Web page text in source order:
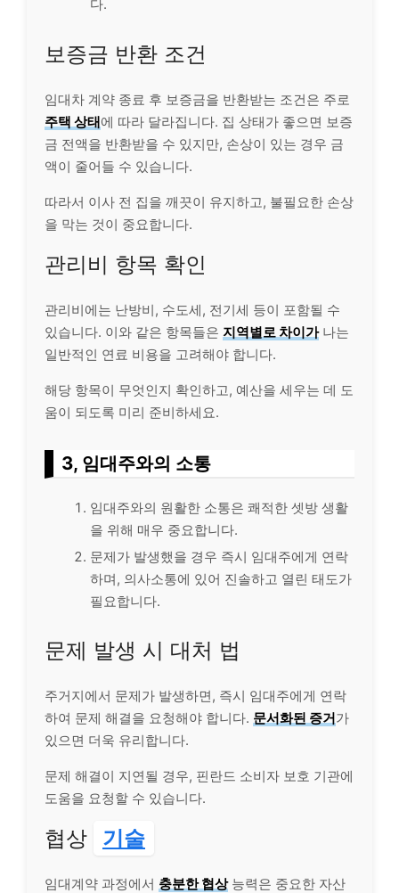
다.
보증금 반환 조건
임대차 계약 종료 후 보증금을 반환받는 조건은 주로
주택 상태에 따라 달라집니다. 집 상태가 좋으면 보증
금 전액을 반환받을 수 있지만, 손상이 있는 경우 금
액이 줄어들 수 있습니다.
따라서 이사 전 집을 깨끗이 유지하고, 불필요한 손상
을 막는 것이 중요합니다.
관리비 항목 확인
관리비에는 난방비, 수도세, 전기세 등이 포함될 수
있습니다. 이와 같은 항목들은 지역별로 차이가나는
일반적인 연료 비용을 고려해야 합니다.
해당 항목이 무엇인지 확인하고, 예산을 세우는 데 도
움이 되도록 미리 준비하세요.
3, 임대주와의 소통
임대주와의 원활한 소통은 쾌적한 셋방 생활
을 위해 매우 중요합니다.
문제가 발생했을 경우 즉시 임대주에게 연락
하며, 의사소통에 있어 진솔하고 열린 태도가
필요합니다.
문제 발생 시 대처 법
주거지에서 문제가 발생하면, 즉시 임대주에게 연락
하여 문제 해결을 요청해야 합니다. 문서화된 증거가
있으면 더욱 유리합니다.
문제 해결이 지연될 경우, 핀란드 소비자 보호 기관에
도움을 요청할 수 있습니다.
협상 기술
임대계약 과정에서 충분한 협상능력은 중요한 자산